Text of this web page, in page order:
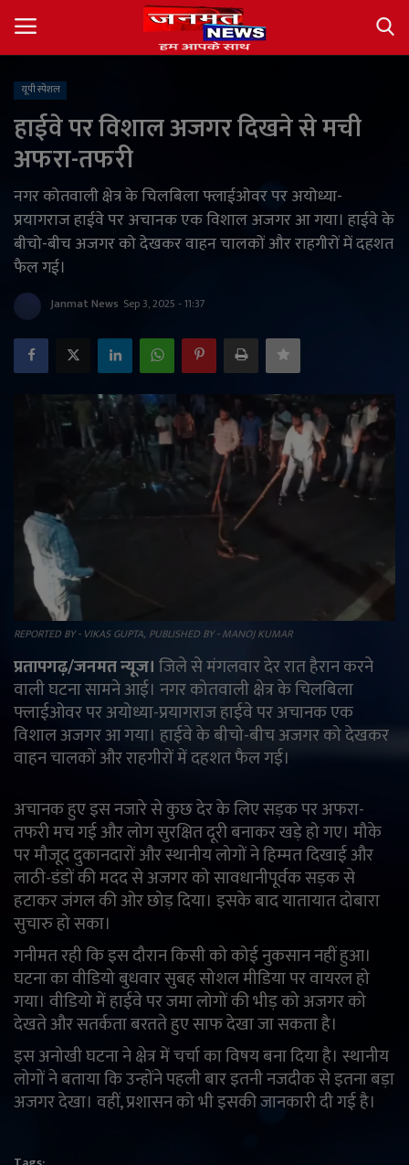
About
Contact
देश
अंतर्राष्ट्रीय
राज्य
अपराध
ज्योतिष
वीडियो
व्यापार
टेक्नोलॉजी
ई-पेपर
Language
English Arabic
यूपी स्पेशल
हाईवे पर विशाल अजगर दिखने से मची
अफरा-तफरी
नगर कोतवाली क्षेत्र के चिलबिला फ्लाईओवर पर अयोध्या-
प्रयागराज हाईवे पर अचानक एक विशाल अजगर आ गया। हाईवे के
बीचो-बीच अजगर को देखकर वाहन चालकों और राहगीरों में दहशत
फैल गई।
Janmat News Sep 3, 2025 - 11:37
REPORTED BY - VIKAS GUPTA, PUBLISHED BY - MANOJ KUMAR
प्रतापगढ़/जनमत न्यूज।जिले से मंगलवार देर रात हैरान करने
वाली घटना सामने आई। नगर कोतवाली क्षेत्र के चिलबिला
फ्लाईओवर पर अयोध्या-प्रयागराज हाईवे पर अचानक एक
विशाल अजगर आ गया। हाईवे के बीचो-बीच अजगर को देखकर
वाहन चालकों और राहगीरों में दहशत फैल गई।
अचानक हुए इस नजारे से कुछ देर के लिए सड़क पर अफरा-
तफरी मच गई और लोग सुरक्षित दूरी बनाकर खड़े हो गए। मौके
पर मौजूद दुकानदारों और स्थानीय लोगों ने हिम्मत दिखाई और
लाठी-डंडों की मदद से अजगर को सावधानीपूर्वक सड़क से
हटाकर जंगल की ओर छोड़ दिया। इसके बाद यातायात दोबारा
सुचारु हो सका।
गनीमत रही कि इस दौरान किसी को कोई नुकसान नहीं हुआ।
घटना का वीडियो बुधवार सुबह सोशल मीडिया पर वायरल हो
गया। वीडियो में हाईवे पर जमा लोगों की भीड़ को अजगर को
देखते और सतर्कता बरतते हुए साफ देखा जा सकता है।
इस अनोखी घटना ने क्षेत्र में चर्चा का विषय बना दिया है। स्थानीय
लोगों ने बताया कि उन्होंने पहली बार इतनी नजदीक से इतना बड़ा
अजगर देखा। वहीं, प्रशासन को भी इसकी जानकारी दी गई है।